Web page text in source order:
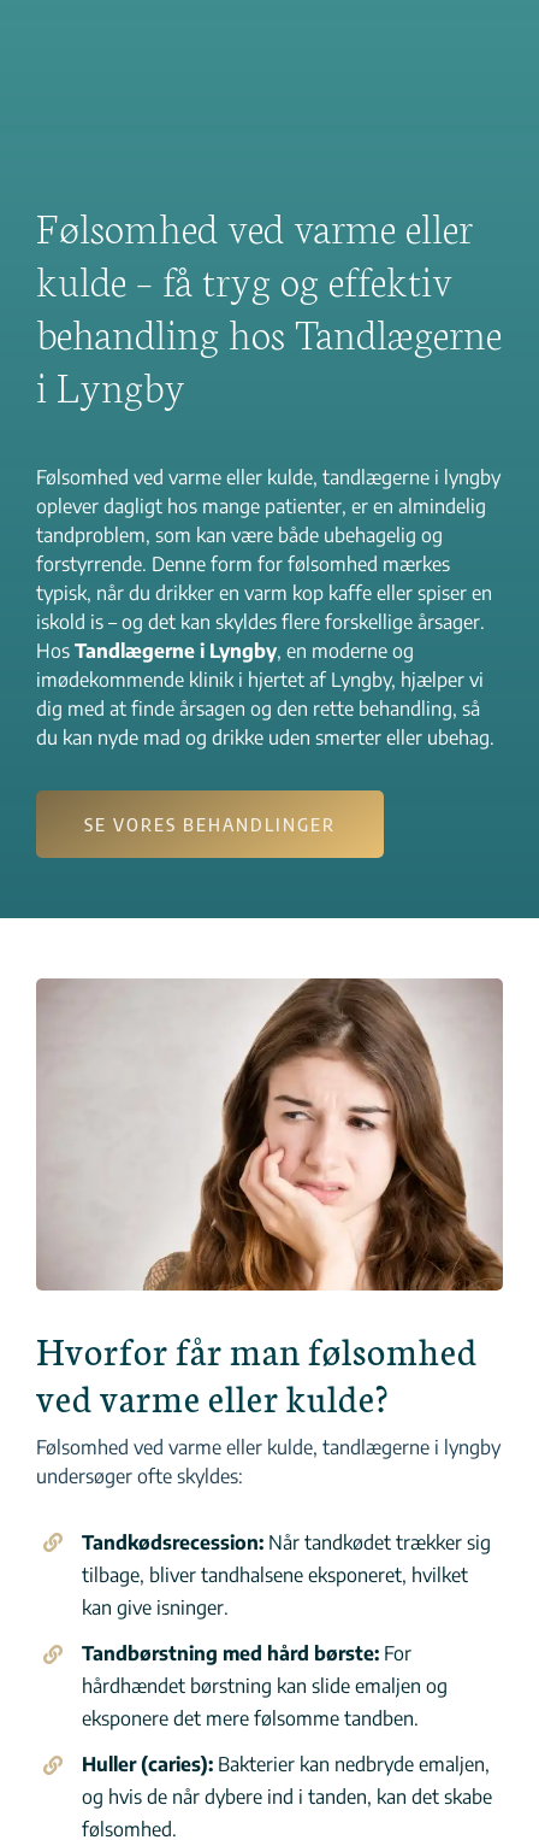
Følsomhed ved varme eller
kulde – få tryg og effektiv
behandling hos Tandlægerne
i Lyngby
Følsomhed ved varme eller kulde, tandlægerne i lyngby
oplever dagligt hos mange patienter, er en almindelig
tandproblem, som kan være både ubehagelig og
forstyrrende. Denne form for følsomhed mærkes
typisk, når du drikker en varm kop kaffe eller spiser en
iskold is – og det kan skyldes flere forskellige årsager.
Hos Tandlægerne i Lyngby, en moderne og
imødekommende klinik i hjertet af Lyngby, hjælper vi
dig med at finde årsagen og den rette behandling, så
du kan nyde mad og drikke uden smerter eller ubehag.
SE VORES BEHANDLINGER
Hvorfor får man følsomhed
ved varme eller kulde?
Følsomhed ved varme eller kulde, tandlægerne i lyngby
undersøger ofte skyldes:
Tandkødsrecession: Når tandkødet trækker sig
tilbage, bliver tandhalsene eksponeret, hvilket
kan give isninger.
Tandbørstning med hård børste: For
hårdhændet børstning kan slide emaljen og
eksponere det mere følsomme tandben.
Huller (caries): Bakterier kan nedbryde emaljen,
og hvis de når dybere ind i tanden, kan det skabe
følsomhed.